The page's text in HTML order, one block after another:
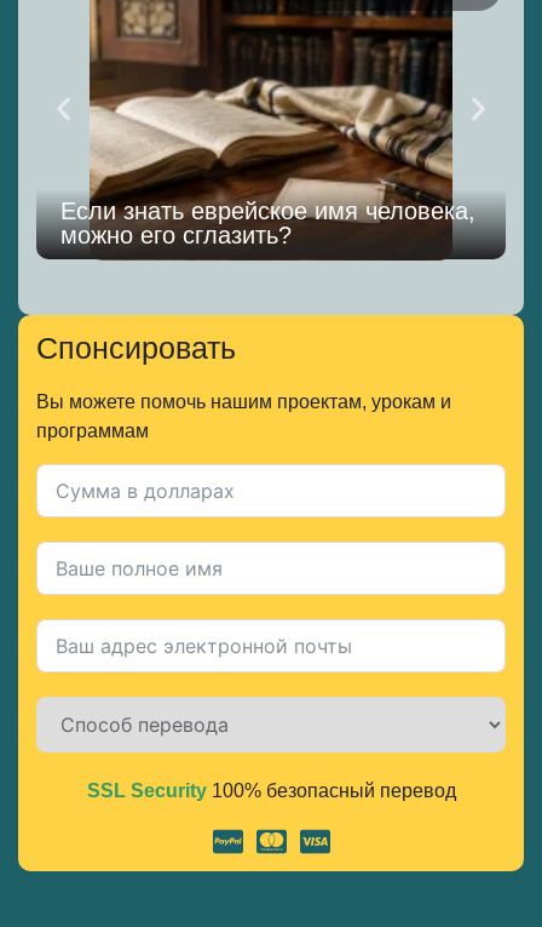
Если знать еврейское имя человека,
можно его сглазить?
Спонсировать
Вы можете помочь нашим проектам, урокам и
программам
Alternative:
SSL Security100% безопасный перевод